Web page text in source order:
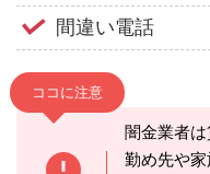
間違い電話
ココに注意
闇金業者
勤め先や